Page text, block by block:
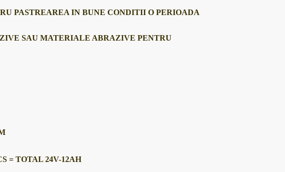
PASTREAREA IN BUNE CONDITII O PERIOADA
SAU MATERIALE ABRAZIVE PENTRU
= TOTAL 24V-12AH